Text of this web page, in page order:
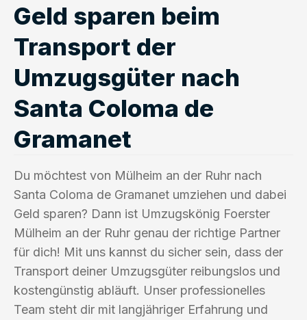
Geld sparen beim
Transport der
Umzugsgüter nach
Santa Coloma de
Gramanet
Du möchtest von Mülheim an der Ruhr nach
Santa Coloma de Gramanet umziehen und dabei
Geld sparen? Dann ist Umzugskönig Foerster
Mülheim an der Ruhr genau der richtige Partner
für dich! Mit uns kannst du sicher sein, dass der
Transport deiner Umzugsgüter reibungslos und
kostengünstig abläuft. Unser professionelles
Team steht dir mit langjähriger Erfahrung und